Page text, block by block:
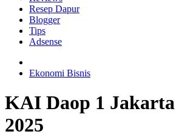
Resep Dapur
Blogger
Tips
Adsense
Ekonomi Bisnis
KAI Daop 1 Jakarta
2025